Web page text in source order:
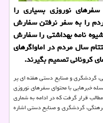
نوروزی بسیاری را
را به سفر نرفتن سفارش
نامه بهداشتی را سفارش
سال مردم در اماواگرهای
کرونائی تصمیم بگیرند.
گردشگری و صنایع دستی هفته ای پر
خبرهایی با محتوای سفرهای نوروزی
قرار گرفت که در ادامه به شماری
گردشگری و صنایع دستی اشاره